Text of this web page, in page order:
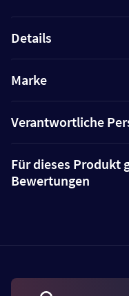
Details
Marke
Verantwortliche
Für dieses Produkt
Bewertungen